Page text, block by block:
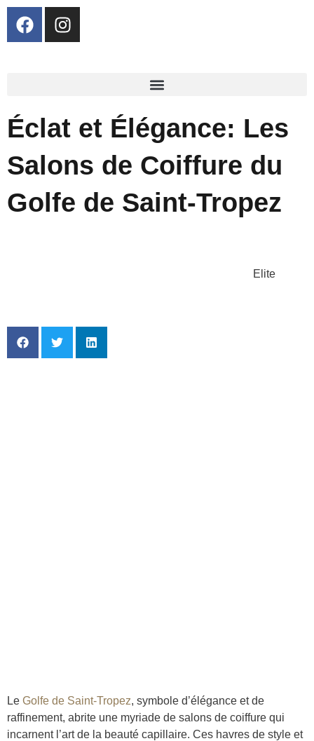
F
a
o
k
I
n
r
a
m
Éclat et Élégance: Les
Salons de Coiffure du
Golfe de Saint-Tropez
Elite
Le Golfe de Saint-Tropez, symbole d’élégance et de
raffinement, abrite une myriade de salons de coiffure qui
incarnent l’art de la beauté capillaire. Ces havres de style et